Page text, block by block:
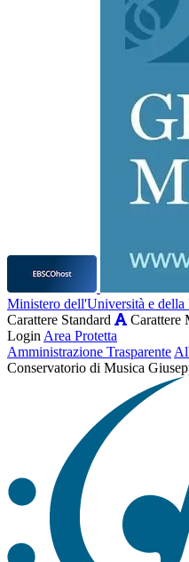
Ministero dell'Università e della
Carattere Standard
Carattere
Login Area Protetta
Amministrazione Trasparente
Conservatorio di Musica